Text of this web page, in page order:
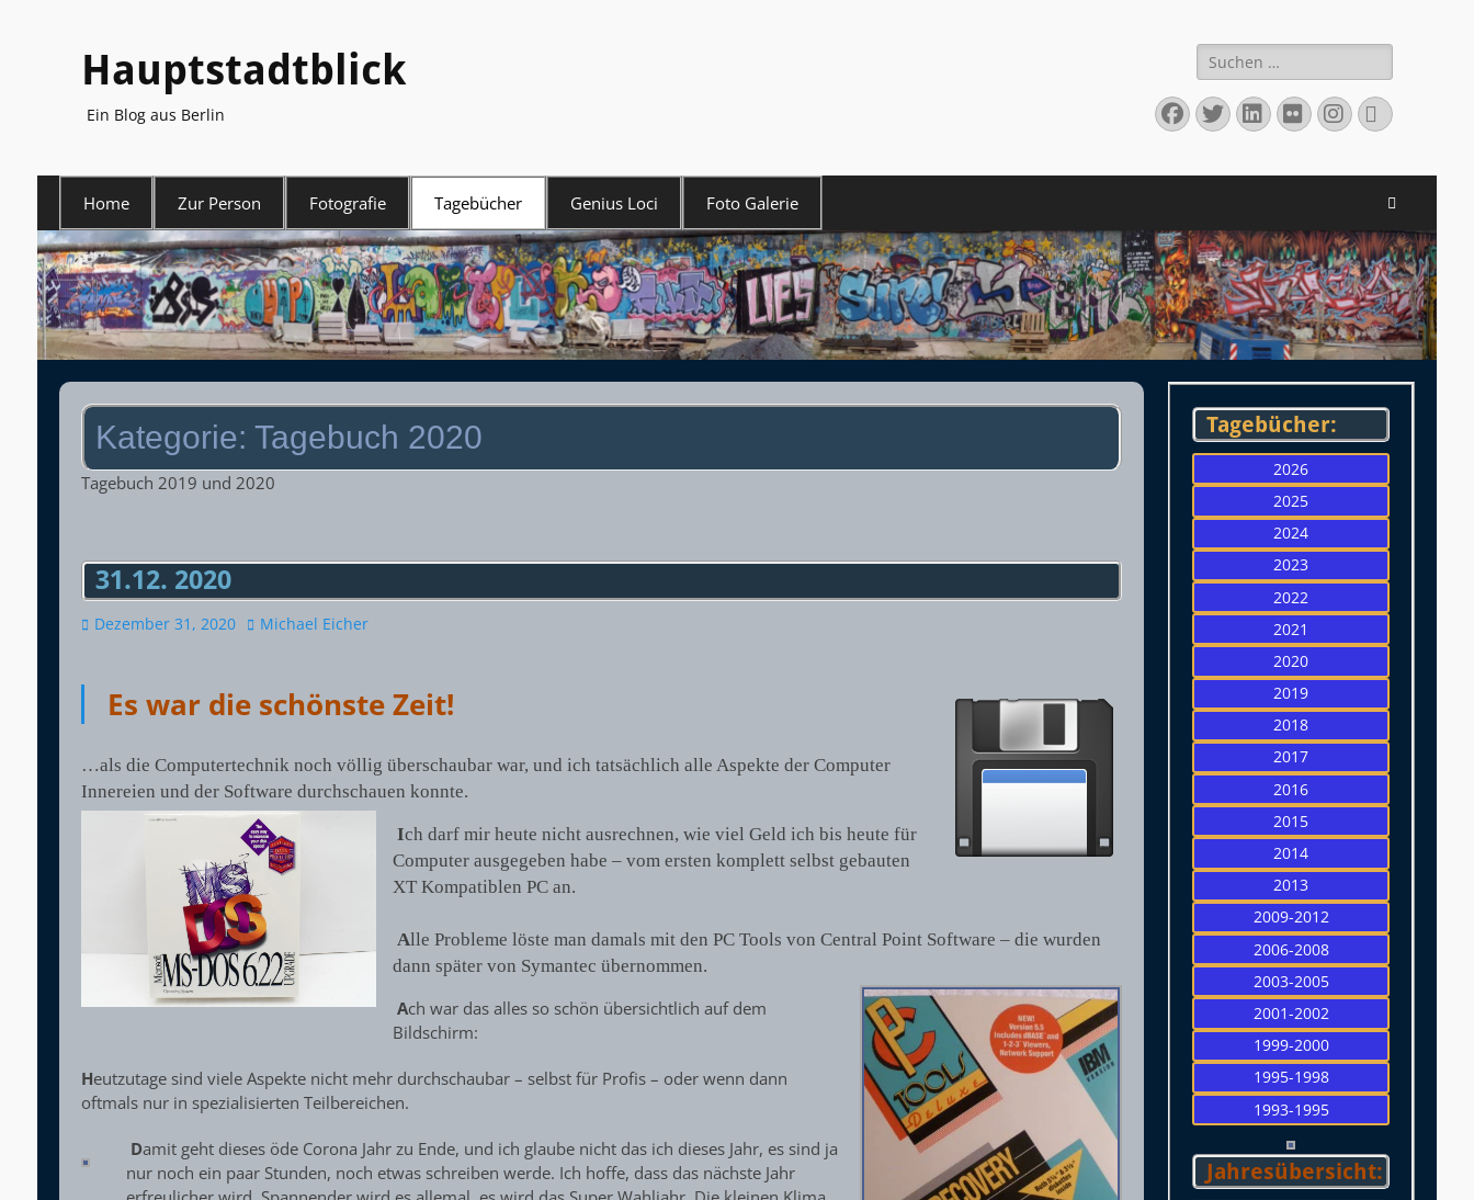
Hauptstadtblick
Ein Blog aus Berlin
Suchen
nach:
Facebook
Twitter
LinkedIn
FlickrInstagram
Primäres
Menü
Home Zur Person Fotografie Tagebücher Genius Loci Foto Galerie
Kategorie: Tagebuch 2020
Tagebuch 2019 und 2020
31.12. 2020
Veröffentlicht
Dezember 31, 2020 Autor
Michael Eicher
Es war die schönste Zeit!
…als die Computertechnik noch völlig überschaubar war, und ich tatsächlich alle Aspekte der Computer
Innereien und der Software durchschauen konnte.
Ich darf mir heute nicht ausrechnen, wie viel Geld ich bis heute für
Computer ausgegeben habe – vom ersten komplett selbst gebauten
XT Kompatiblen PC an.
Alle Probleme löste man damals mit den PC Tools von Central Point Software – die wurden
dann später von Symantec übernommen.
Ach war das alles so schön übersichtlich auf dem
Bildschirm:
Heutzutage sind viele Aspekte nicht mehr durchschaubar – selbst für Profis – oder wenn dann
oftmals nur in spezialisierten Teilbereichen.
Damit geht dieses öde Corona Jahr zu Ende, und ich glaube nicht das ich dieses Jahr, es sind ja
nur noch ein paar Stunden, noch etwas schreiben werde. Ich hoffe, dass das nächste Jahr
Tagebücher:
2026
2025
2024
2023
2022
2021
2020
2019
2018
2017
2016
2015
2014
2013
2009-2012
2006-2008
2003-2005
2001-2002
1999-2000
1995-1998
1993-1995
Jahresübersicht: